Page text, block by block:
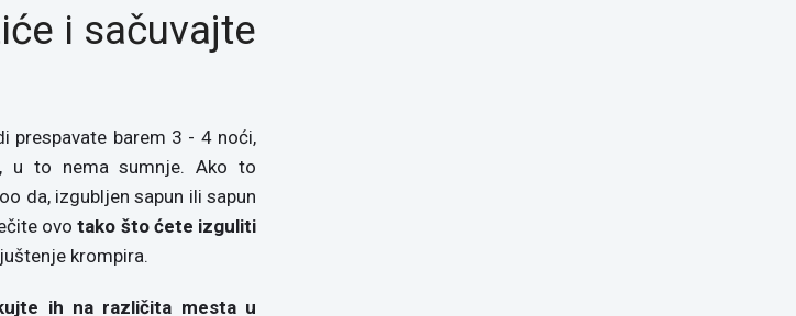
i sačuvajte
prespavate barem 3 - 4 noći,
u to nema sumnje. Ako to
da, izgubljen sapun ili sapun
ovotako što ćete izguliti
krompira.
ih na različita mesta u